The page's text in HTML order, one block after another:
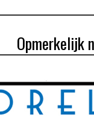
Opmerkelijk